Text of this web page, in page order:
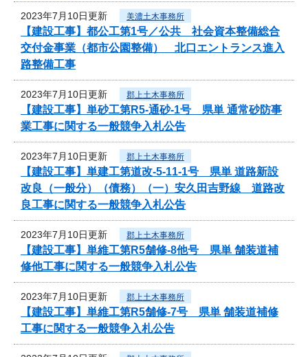
2023年7月10日更新 美濃土木事務所
【建設工事】都公工第1号／公共 社会資本整備総合
交付金事業（都市公園整備） 北口エントランス進入
路整備工事
2023年7月10日更新 郡上土木事務所
【建設工事】単砂工第R5-通砂-1号 県単 通常砂防事
業工事に関する一般競争入札公告
2023年7月10日更新 郡上土木事務所
【建設工事】単建工第道改-5-11-1号 県単 道路新設
改良（一般分）（債務）（一）安久田吉野線 道路改
良工事に関する一般競争入札公告
2023年7月10日更新 郡上土木事務所
【建設工事】単維工第R5舗修-8他号 県単 舗装道補
修他工事に関する一般競争入札公告
2023年7月10日更新 郡上土木事務所
【建設工事】単維工第R5舗修-7号 県単 舗装道補修
工事に関する一般競争入札公告